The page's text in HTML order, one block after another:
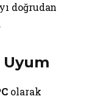
doğrudan
Uyum
olarak